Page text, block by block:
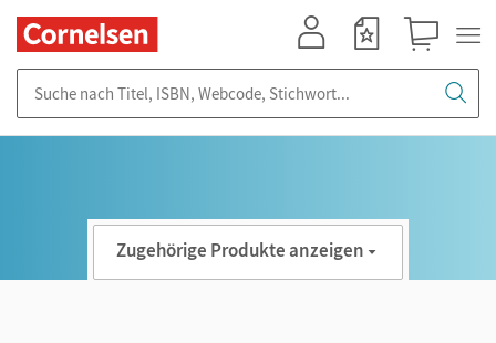
Zugehörige Produkte anzeigen